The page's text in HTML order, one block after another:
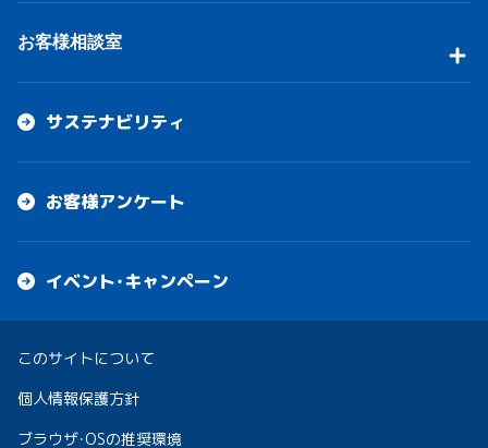
お客様相談室
サステナビリティ
お客様アンケート
イベント・キャンペーン
このサイトについて
個人情報保護方針
ブラウザ・OSの推奨環境